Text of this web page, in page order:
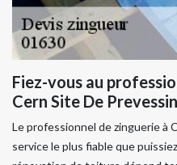
Fiez-vous au
Cern Site De Prevessin
Le professionnel de zinguerie à
service le plus fiable que